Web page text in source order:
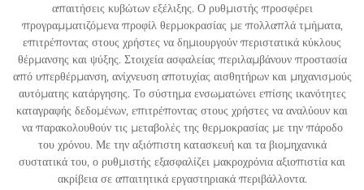
απαιτήσεις κυβώτων εξέλιξης. Ο ρυθμιστής προσφέρει
προγραμματιζόμενα προφίλ θερμοκρασίας με πολλαπλά τμήματα,
επιτρέποντας στους χρήστες να δημιουργούν περιστατικά κύκλους
θέρμανσης και ψύξης. Στοιχεία ασφαλείας περιλαμβάνουν προστασία
από υπερθέρμανση, ανίχνευση αποτυχίας αισθητήρων και μηχανισμούς
αυτόματης κατάργησης. Το σύστημα ενσωματώνει επίσης ικανότητες
καταγραφής δεδομένων, επιτρέποντας στους χρήστες να αναλύουν και
να παρακολουθούν τις μεταβολές της θερμοκρασίας με την πάροδο
του χρόνου. Με την αξιόπιστη κατασκευή και τα βιομηχανικά
συστατικά του, ο ρυθμιστής εξασφαλίζει μακροχρόνια αξιοπιστία και
ακρίβεια σε απαιτητικά εργαστηριακά περιβάλλοντα.